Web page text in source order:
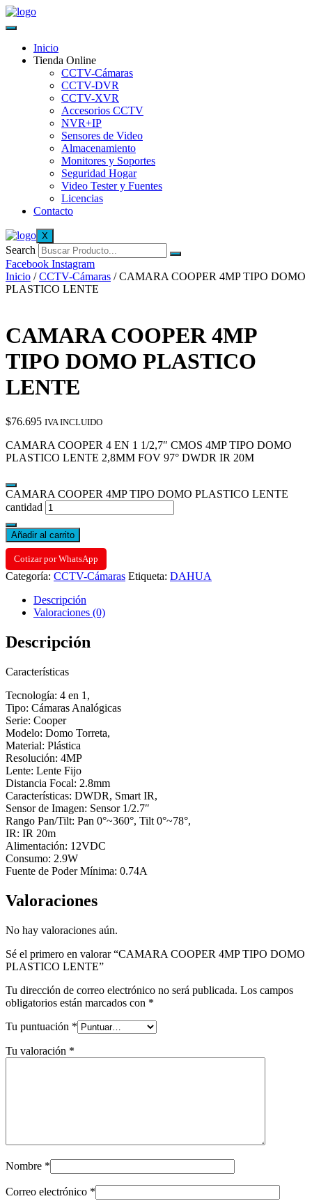
Inicio
Tienda Online
CCTV-Cámaras
CCTV-DVR
CCTV-XVR
Accesorios CCTV
NVR+IP
Sensores de Video
Almacenamiento
Monitores y Soportes
Seguridad Hogar
Video Tester y Fuentes
Licencias
Contacto
X
Search
Facebook Instagram
Inicio /CCTV-Cámaras / CAMARA COOPER 4MP TIPO DOMO
PLASTICO LENTE
CAMARA COOPER 4MP
TIPO DOMO PLASTICO
LENTE
$76.695 IVA INCLUIDO
CAMARA COOPER 4 EN 1 1/2,7″ CMOS 4MP TIPO DOMO
PLASTICO LENTE 2,8MM FOV 97° DWDR IR 20M
CAMARA COOPER 4MP TIPO DOMO PLASTICO LENTE
cantidad
Añadir al carrito
Cotizar por WhatsApp
Categoría: CCTV-Cámaras Etiqueta: DAHUA
Descripción
Valoraciones (0)
Descripción
Características
Tecnología: 4 en 1,
Tipo: Cámaras Analógicas
Serie: Cooper
Modelo: Domo Torreta,
Material: Plástica
Resolución: 4MP
Lente: Lente Fijo
Distancia Focal: 2.8mm
Características: DWDR, Smart IR,
Sensor de Imagen: Sensor 1/2.7″
Rango Pan/Tilt: Pan 0°~360°, Tilt 0°~78°,
IR: IR 20m
Alimentación: 12VDC
Consumo: 2.9W
Fuente de Poder Mínima: 0.74A
Valoraciones
No hay valoraciones aún.
Sé el primero en valorar “CAMARA COOPER 4MP TIPO DOMO
PLASTICO LENTE”
Tu dirección de correo electrónico no será publicada. Los campos
obligatorios están marcados con *
Tu puntuación *
Tu valoración *
Nombre *
Correo electrónico *